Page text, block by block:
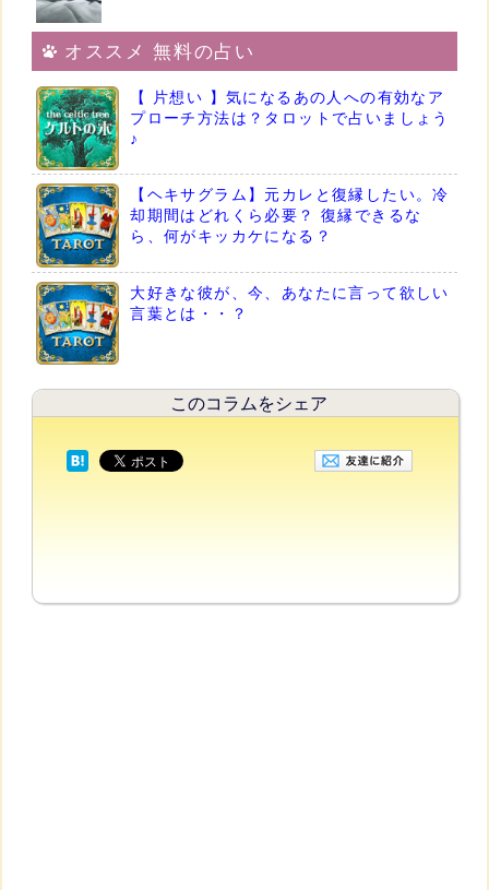
オススメ 無料の占い
【 片想い 】気になるあの人への有効なア
プローチ方法は？タロットで占いましょう
♪
【ヘキサグラム】元カレと復縁したい。冷
却期間はどれくら必要？ 復縁できるな
ら、何がキッカケになる？
大好きな彼が、今、あなたに言って欲しい
言葉とは・・？
このコラムをシェア